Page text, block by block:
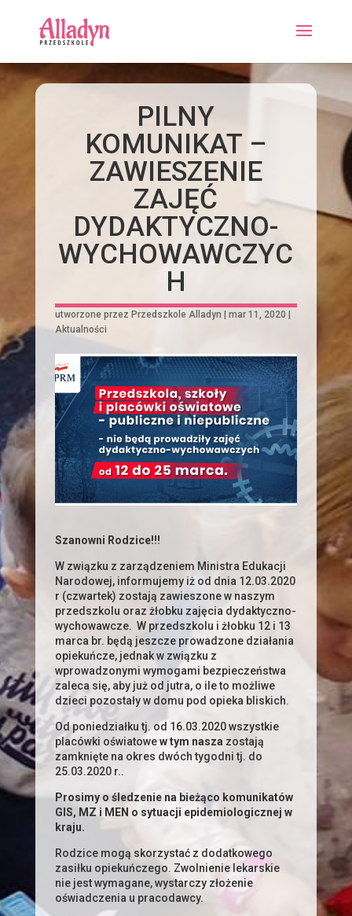
PILNY
KOMUNIKAT –
ZAWIESZENIE
ZAJĘĆ
DYDAKTYCZNO-
WYCHOWAWCZYC
H
utworzone przez Przedszkole Alladyn mar 11, 2020
Aktualności
Szanowni Rodzice!!!
W związku z zarządzeniem Ministra Edukacji
Narodowej, informujemy iż od dnia 12.03.2020
r (czwartek) zostają zawieszone w naszym
przedszkolu oraz żłobku zajęcia dydaktyczno-
wychowawcze. W przedszkolu i żłobku 12 i 13
marca br. będą jeszcze prowadzone działania
opiekuńcze, jednak w związku z
wprowadzonymi wymogami bezpieczeństwa
zaleca się, aby już od jutra, o ile to możliwe
dzieci pozostały w domu pod opieka bliskich.
Od poniedziałku tj. od 16.03.2020 wszystkie
placówki oświatowew tym nasza zostają
zamknięte na okres dwóch tygodni tj. do
25.03.2020 r..
Prosimy o śledzenie na bieżąco komunikatów
GIS, MZ i MEN o sytuacji epidemiologicznej w
kraju.
Rodzice mogą skorzystać z dodatkowego
zasiłku opiekuńczego. Zwolnienie lekarskie
nie jest wymagane, wystarczy złożenie
oświadczenia u pracodawcy.